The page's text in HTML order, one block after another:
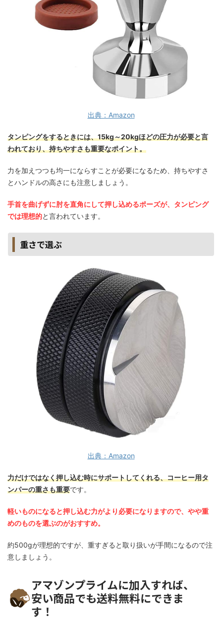
出典：Amazon
タンピングをするときには、15kg～20kgほどの圧力が必要と言
われており、持ちやすさも重要なポイント。
力を加えつつも均一にならすことが必要になるため、持ちやすさ
とハンドルの高さにも注意しましょう。
手首を曲げずに肘を直角にして押し込めるポーズが、タンピング
では理想的と言われています。
重さで選ぶ
出典：Amazon
力だけではなく押し込む時にサポートしてくれる、コーヒー用タ
ンパーの重さも重要です。
軽いものになると押し込む力がより必要になりますので、やや重
めのものを選ぶのがおすすめ。
約500gが理想的ですが、重すぎると取り扱いが手間になるので注
意しましょう。
アマゾンプライムに加入すれば、
安い商品でも送料無料にできま
す！